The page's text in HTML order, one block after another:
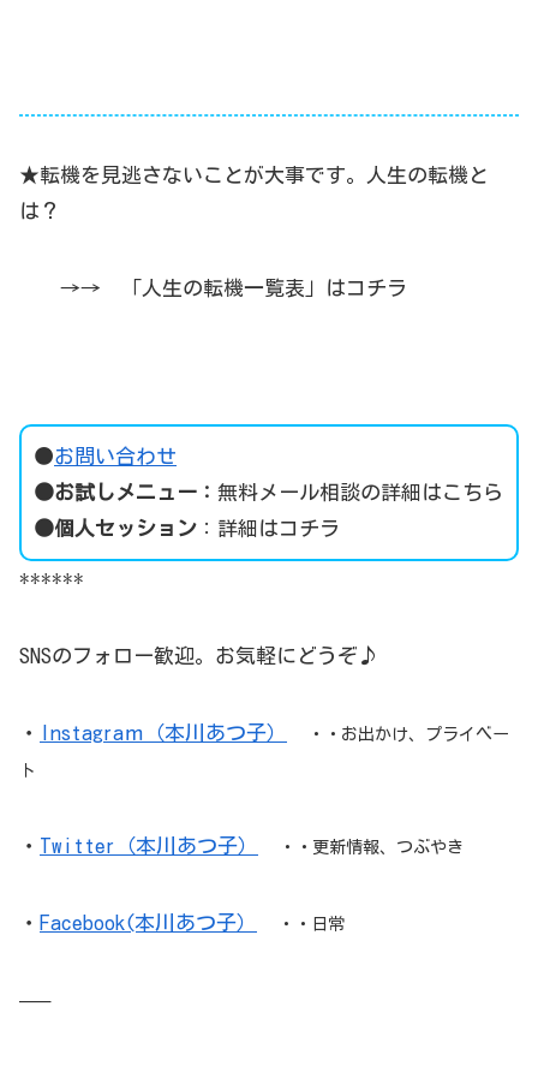
★転機を見逃さないことが大事です。人生の転機と
は？
→→ 「人生の転機一覧表」はコチラ
●お問い合わせ
●お試しメニュー： 無料メール相談の詳細はこちら
●個人セッション ： 詳細はコチラ
******
SNSのフォロー歓迎。お気軽にどうぞ♪
・ Instagraｍ（本川あつ子） ・・お出かけ、プライベー
ト
・ Twitter（本川あつ子） ・・更新情報、つぶやき
・ Facebook(本川あつ子） ・・日常
—–